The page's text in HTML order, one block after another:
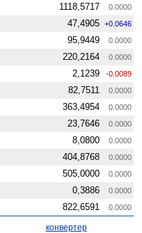
1118,5717 0.0000
47,4905 +0.0646
95,9449 0.0000
220,2164 0.0000
2,1239 -0.0089
82,7511 0.0000
363,4954 0.0000
23,7646 0.0000
8,0800 0.0000
404,8768 0.0000
505,0000 0.0000
0,3886 0.0000
822,6591 0.0000
конвертер